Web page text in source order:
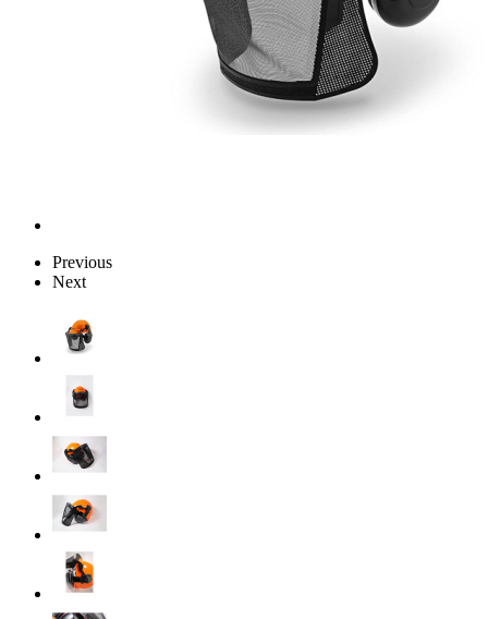
Previous
Next